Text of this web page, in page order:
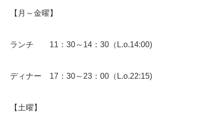
【月～金曜】
ランチ 11：30～14：30（L.o.14:00)
ディナー 17：30～23：00（L.o.22:15)
【土曜】